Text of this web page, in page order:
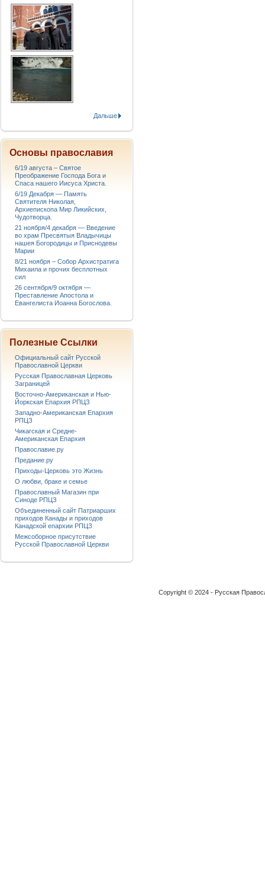
Дальше
Основы православия
6/19 августа – Святое
Преображение Господа Бога и
Спаса нашего Иисуса Христа.
6/19 Декабря — Память
Святителя Николая,
Архиепископа Мир Ликийских,
Чудотворца.
21 ноября/4 декабря — Введение
во храм Пресвятыя Владычицы
нашея Богородицы и Приснодевы
Марии
8/21 ноября – Собор Архистратига
Михаила и прочих бесплотных
сил
26 сентября/9 октября —
Преставление Апостола и
Евангелиста Иоанна Богослова.
Полезные Ссылки
Официальный сайт Русской
Православной Церкви
Русская Православная Церковь
Заграницей
Восточно-Американская и Нью-
Йоркская Епархия РПЦЗ
Западно-Американская Епархия
РПЦЗ
Чикагская и Средне-
Американская Епархия
Православие.ру
Предание.ру
Приходы-Церковь это Жизнь
О любви, браке и семье
Православный Магазин при
Синоде РПЦЗ
Объединенный сайт Патриарших
приходов Канады и приходов
Канадской епархии РПЦЗ
Межсоборное присутствие
Русской Православной Церкви
Copyright © 2024 - Русская